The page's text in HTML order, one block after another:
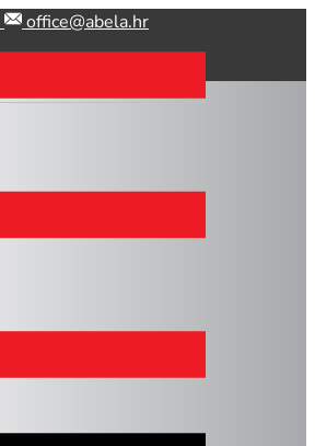
office@abela.hr